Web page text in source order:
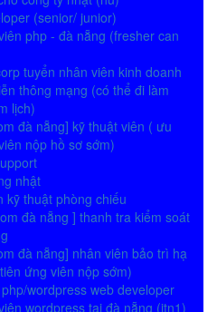
(senior/ junior)
php - đà nẵng (fresher can
tuyển nhân viên kinh doanh
thông mạng (có thể đi làm
lịch)
đà nẵng] kỹ thuật viên ( ưu
nộp hồ sơ sớm)
nhật
kỹ thuật phòng chiếu
đà nẵng ] thanh tra kiểm soát
đà nẵng] nhân viên bảo trì hạ
ứng viên nộp sớm)
wordpress web developer
wordpress tại đà nẵng (itn1)